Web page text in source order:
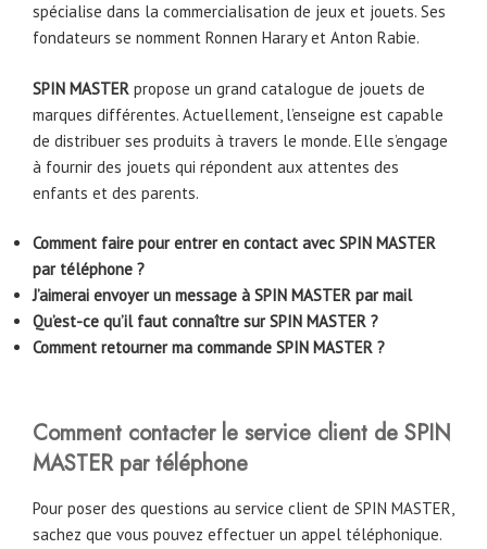
spécialise dans la commercialisation de jeux et jouets. Ses
fondateurs se nomment Ronnen Harary et Anton Rabie.
SPIN MASTER propose un grand catalogue de jouets de
marques différentes. Actuellement, l’enseigne est capable
de distribuer ses produits à travers le monde. Elle s’engage
à fournir des jouets qui répondent aux attentes des
enfants et des parents.
Comment faire pour entrer en contact avec SPIN MASTER
par téléphone ?
J’aimerai envoyer un message à SPIN MASTER par mail
Qu’est-ce qu’il faut connaître sur SPIN MASTER ?
Comment retourner ma commande SPIN MASTER ?
Comment contacter le service client de SPIN
MASTER par téléphone
Pour poser des questions au service client de SPIN MASTER,
sachez que vous pouvez effectuer un appel téléphonique.